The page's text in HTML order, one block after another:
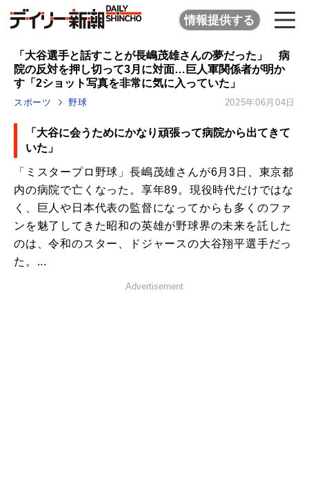
情報提供する
「大谷選手と話すことが長嶋茂雄さんの夢だった」 病
院の反対を押し切って3月に対面…巨人軍関係者が明か
す「2ショット写真を非常に気に入っていた」
スポーツ 野球 2025年06月04日
「大谷に会うためにかなり頑張って病院から出てきて
いた」
「ミスタープロ野球」長嶋茂雄さんが6月3日、東京都
内の病院で亡くなった。享年89。現役時代だけではな
く、巨人や日本代表の監督になってからも多くのファ
ンを魅了してきた昭和の英雄が野球界の未来を託した
のは、令和のスター、ドジャースの大谷翔平選手だっ
た。...
Advertisement